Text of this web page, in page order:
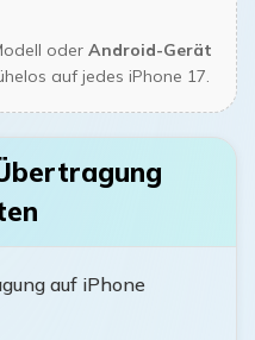
oderAndroid-Gerät
auf jedes iPhone 17.
auf iPhone